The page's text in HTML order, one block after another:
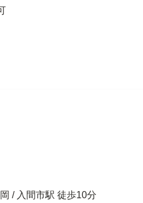
/ 入間市駅 徒歩10分